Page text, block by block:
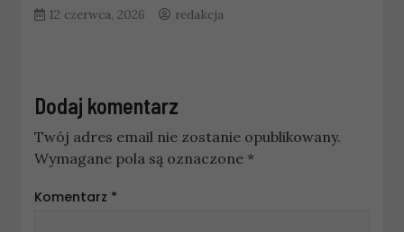
12 czerwca, 2026 redakcja
Dodaj komentarz
Twój adres email nie zostanie opublikowany.
Wymagane pola są oznaczone *
Komentarz *